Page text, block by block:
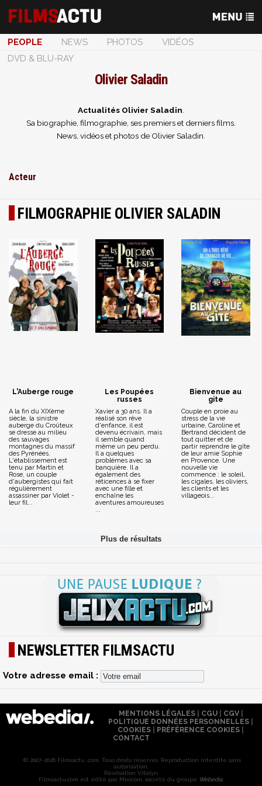
PEOPLE NEWS PHOTOS
VIDÉOS
DVD & BLU-RAY
Olivier Saladin
Actualités Olivier Saladin
Sa biographie, filmographie, ses premiers et derniers films.
News, vidéos et photos de Olivier Saladin.
Acteur
FILMOGRAPHIE OLIVIER SALADIN
L'Auberge rouge
A la fin du XIXème
siècle, la sinistre
auberge du Croûteux
se dresse au milieu
des sauvages
montagnes du massif
des Pyrénées.
L'établissement est
tenu par Martin et
Rose, un couple
d'aubergistes qui fait
régulièrement
assassiner par Violet -
leur fil...
Les Poupées
russes
Xavier a 30 ans. Il a
réalisé son rêve
d'enfance, il est
devenu écrivain, mais
il semble quand
même un peu perdu.
Il a quelques
problèmes avec sa
banquière. Il a
également des
réticences à se fixer
avec une fille et
enchaîne les
aventures amoureuses
...
Bienvenue au
gite
Couple en proie au
stress de la vie
urbaine, Caroline et
Bertrand décident de
tout quitter et de
partir reprendre le gîte
de leur amie Sophie
en Provence. Une
nouvelle vie
commence : le soleil,
les cigales, les oliviers,
les clients et les
villageois...
NEWSLETTER FILMSACTU
Votre adresse email :
MENTIONS LÉGALES| CGU| CGV|
POLITIQUE DONNÉES PERSONNELLES
COOKIES
PRÉFÉRENCE COOKIES
CONTACT
© 2007-2026 Filmsactu .com. Tous droits réservés. Reproduction interdite sans
autorisation.
Réalisation Vitalyn
Filmsactu .com est édité par Mixicom, société du groupe Webedia.